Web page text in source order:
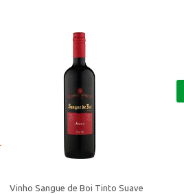
Vinho Sangue de Boi Tinto Suave